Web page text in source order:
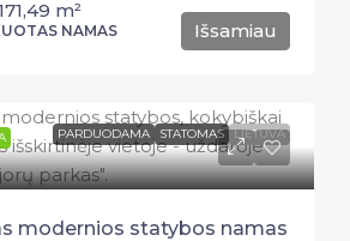
m²
NAMAS Išsamiau
PARDUODAMA STATOMAS LIETUVA
modernios statybos namas